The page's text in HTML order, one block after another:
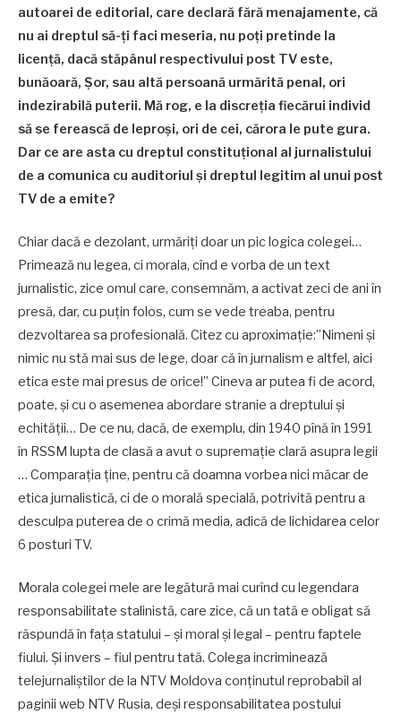
autoarei de editorial, care declară fără menajamente, că
nu ai dreptul să-ți faci meseria, nu poți pretinde la
licență, dacă stăpânul respectivului post TV este,
bunăoară, Șor, sau altă persoană urmărită penal, ori
indezirabilă puterii. Mă rog, e la discreția fiecărui individ
să se ferească de leproși, ori de cei, cărora le pute gura.
Dar ce are asta cu dreptul constituțional al jurnalistului
de a comunica cu auditoriul și dreptul legitim al unui post
TV de a emite?
Chiar dacă e dezolant, urmăriți doar un pic logica colegei…
Primează nu legea, ci morala, cînd e vorba de un text
jurnalistic, zice omul care, consemnăm, a activat zeci de ani în
presă, dar, cu puțin folos, cum se vede treaba, pentru
dezvoltarea sa profesională. Citez cu aproximație:”Nimeni și
nimic nu stă mai sus de lege, doar că în jurnalism e altfel, aici
etica este mai presus de orice!” Cineva ar putea fi de acord,
poate, și cu o asemenea abordare stranie a dreptului și
echității… De ce nu, dacă, de exemplu, din 1940 pînă în 1991
în RSSM lupta de clasă a avut o supremație clară asupra legii
… Comparația ține, pentru că doamna vorbea nici măcar de
etica jurnalistică, ci de o morală specială, potrivită pentru a
desculpa puterea de o crimă media, adică de lichidarea celor
6 posturi TV.
Morala colegei mele are legătură mai curînd cu legendara
responsabilitate stalinistă, care zice, că un tată e obligat să
răspundă în fața statului – și moral și legal – pentru faptele
fiului. Și invers – fiul pentru tată. Colega incriminează
telejurnaliștilor de la NTV Moldova conținutul reprobabil al
paginii web NTV Rusia, deși responsabilitatea postului